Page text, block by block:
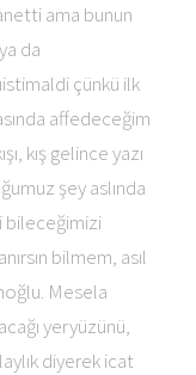
ama bunun
da
çünkü ilk
affedeceğim
kış gelince yazı
şey aslında
bileceğimizi
bilmem, asıl
Mesela
yeryüzünü,
diyerek icat